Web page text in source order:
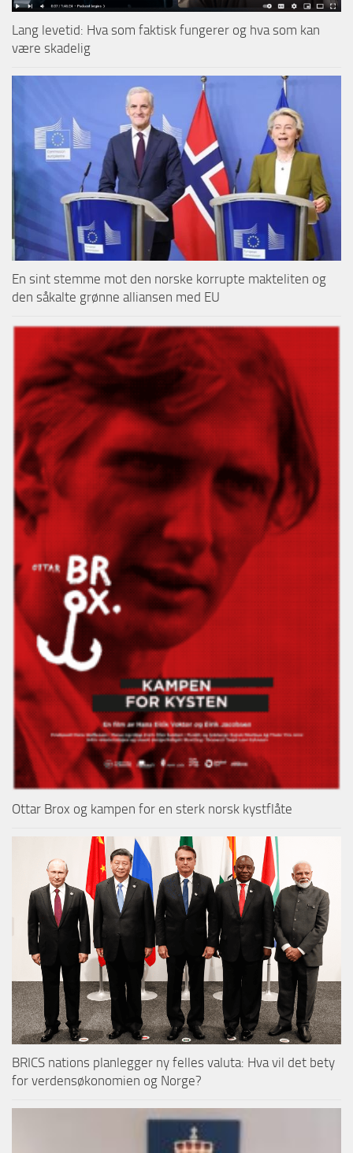
Lang levetid: Hva som faktisk fungerer og hva som kan
være skadelig
En sint stemme mot den norske korrupte makteliten og
den såkalte grønne alliansen med EU
Ottar Brox og kampen for en sterk norsk kystflåte
BRICS nations planlegger ny felles valuta: Hva vil det bety
for verdensøkonomien og Norge?